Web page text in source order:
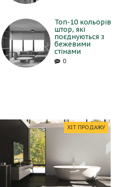
Топ-10 кольорів
штор, які
поєднуються з
бежевими
стінами
0
ХІТ ПРОДАЖУ